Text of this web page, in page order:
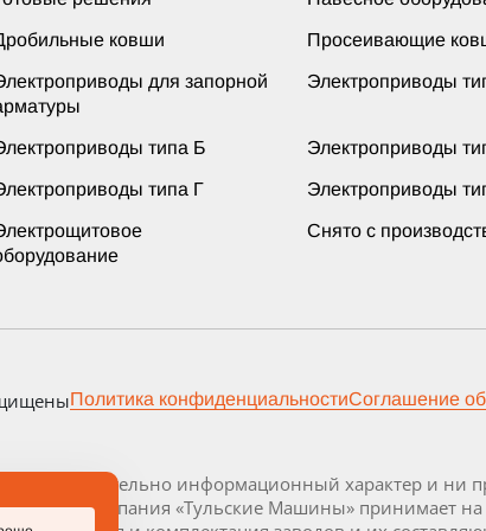
ковши Просеивающие
для запорной
Электроприводы
типа Б Электроприводы
типа Г Электроприводы
Снято с
Политика конфиденциальностиСоглашение
исключительно информационный характер и ни
РФ. Компания «Тульские Машины» принимает